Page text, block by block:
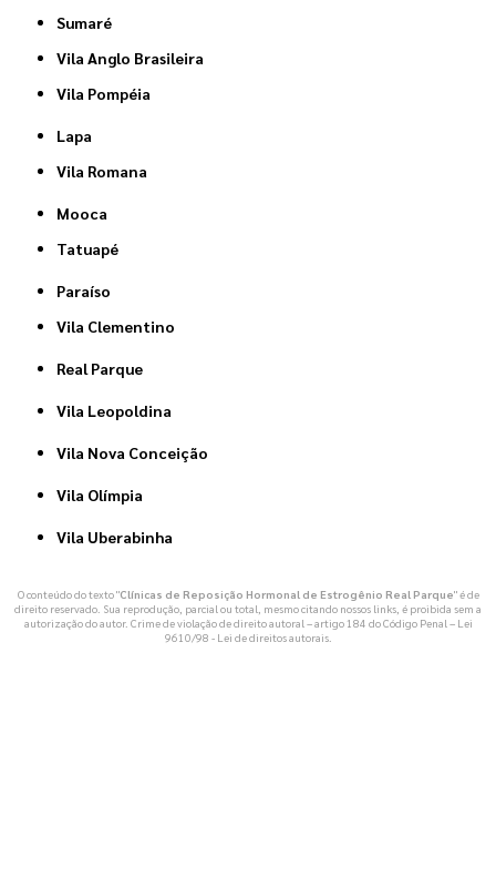
Sumaré
Vila Anglo Brasileira
Vila Pompéia
Lapa
Vila Romana
Mooca
Tatuapé
Paraíso
Vila Clementino
Real Parque
Vila Leopoldina
Vila Nova Conceição
Vila Olímpia
Vila Uberabinha
O conteúdo do texto "Clínicas de Reposição Hormonal de Estrogênio Real Parque" é de
direito reservado. Sua reprodução, parcial ou total, mesmo citando nossos links, é proibida sem a
autorização do autor. Crime de violação de direito autoral – artigo 184 do Código Penal – Lei
9610/98 - Lei de direitos autorais.